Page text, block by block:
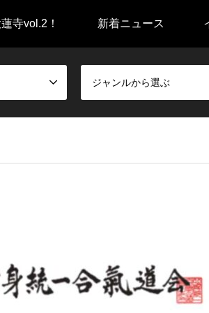
寺vol.2！ 新着ニュース
ジャンルから選ぶ